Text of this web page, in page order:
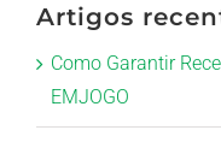
Artigos
Como Garantir
EMJOGO